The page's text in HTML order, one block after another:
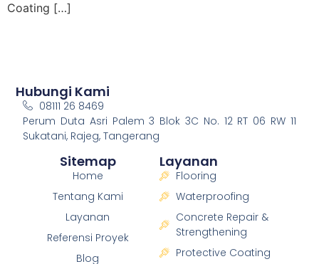
Coating […]
Hubungi Kami
08111 26 8469
Perum Duta Asri Palem 3 Blok 3C No. 12 RT 06 RW 11
Sukatani, Rajeg, Tangerang
Sitemap
Home
Tentang Kami
Layanan
Referensi Proyek
Blog
Layanan
Flooring
Waterproofing
Concrete Repair &
Strengthening
Protective Coating